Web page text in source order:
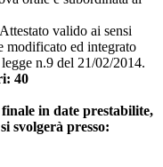
valido ai sensi
modificato ed integrato
n.9 del 21/02/2014.
40
in date prestabilite,
svolgerà presso: